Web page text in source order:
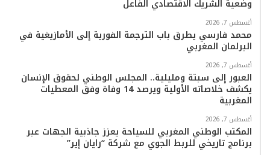
وضعية الشريك الاقتصادي الفاعل
أغسطس 7, 2026
محمد فارسي يطرق باب الترجمة الفورية إلى الأمازيغية في
البرلمان المغربي
أغسطس 7, 2026
العبور إلى سبتة ومليلية.. المجلس الوطني لحقوق الإنسان
يكشف خلاصاته الأولية ويرصد 14 وفاة وفق المعطيات
المغربية
أغسطس 7, 2026
المكتب الوطني المغربي للسياحة يعزز جاذبية الجهات عبر
برنامج تاريخي للربط الجوي مع شركة “رايان إير”